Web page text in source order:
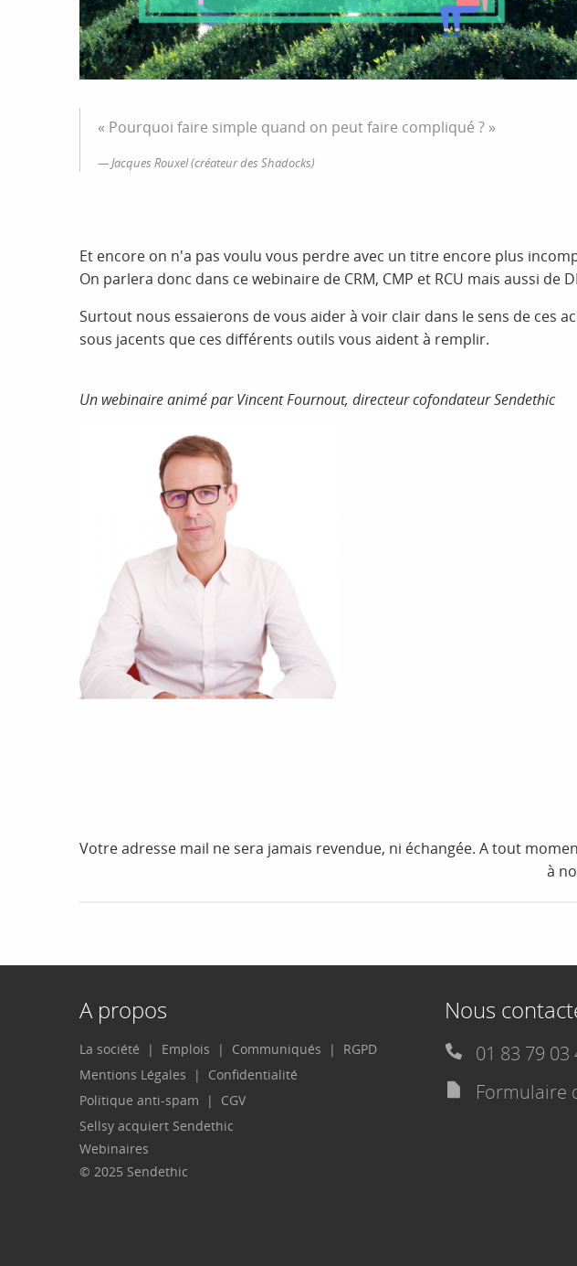
« Pourquoi faire simple quand on peut faire compliqué ? »
Jacques Rouxel (créateur des Shadocks)
Et encore on n'a pas voulu vous perdre avec un titre encore plus
On parlera donc dans ce webinaire de CRM, CMP et RCU mais aussi de
Surtout nous essaierons de vous aider à voir clair dans le sens de ces
sous jacents que ces différents outils vous aident à remplir.
Un webinaire animé par Vincent Fournout, directeur cofondateur Sendethic
Votre adresse mail ne sera jamais revendue, ni échangée. A tout
à
A propos
La société Emplois Communiqués
RGPD
Mentions Légales
Confidentialité
Politique anti-spam
CGV
Sellsy acquiert Sendethic
Webinaires
© 2025 Sendethic
Nous
01 83 79 03
Formulaire